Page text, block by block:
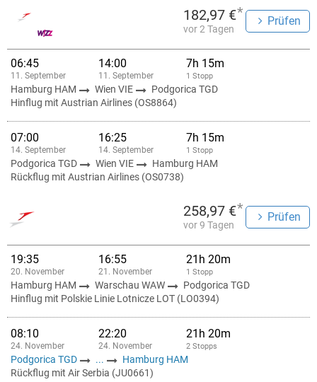
182,97 €*
vor 2 Tagen
Prüfen
06:45
11. September
14:00
11. September
7h 15m
1 Stopp
Hamburg HAM Wien VIE
Podgorica TGD
Hinflug mit Austrian Airlines (OS8864)
07:00
14. September
16:25
14. September
7h 15m
1 Stopp
Podgorica TGD Wien VIE
Hamburg HAM
Rückflug mit Austrian Airlines (OS0738)
258,97 €*
vor 9 Tagen
Prüfen
19:35
20. November
16:55
21. November
21h 20m
1 Stopp
Hamburg HAM Warschau WAW
Podgorica TGD
Hinflug mit Polskie Linie Lotnicze LOT (LO0394)
08:10
24. November
22:20
24. November
21h 20m
2 Stopps
Podgorica TGD ...
Hamburg HAM
Rückflug mit Air Serbia (JU0661)